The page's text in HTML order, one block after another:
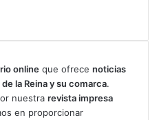
online que ofrece noticias
la Reina y su comarca.
nuestra revista impresa
en proporcionar